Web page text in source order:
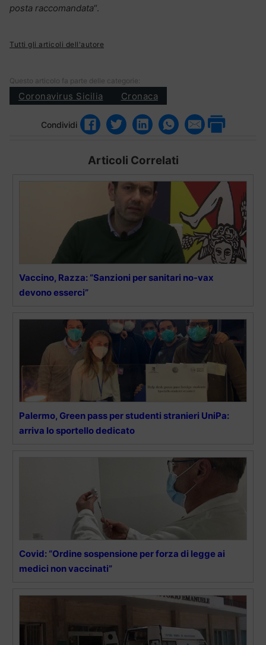
posta raccomandata“.
Tutti gli articoli dell'autore
Questo articolo fa parte delle categorie:
Coronavirus Sicilia Cronaca
Condividi
Articoli Correlati
Vaccino, Razza: “Sanzioni per sanitari no-vax
devono esserci”
Palermo, Green pass per studenti stranieri UniPa:
arriva lo sportello dedicato
Covid: “Ordine sospensione per forza di legge ai
medici non vaccinati”